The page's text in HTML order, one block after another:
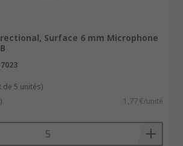
Surface 6 mm Microphone
de 5 unités)
1,77 €/unité